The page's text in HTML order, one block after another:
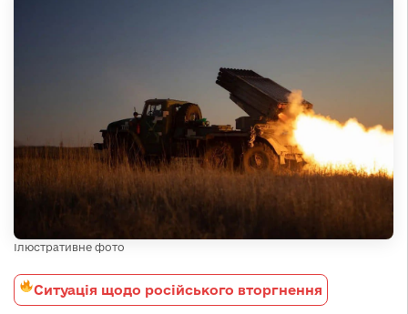
Ілюстративне фото
Ситуація щодо російського вторгнення